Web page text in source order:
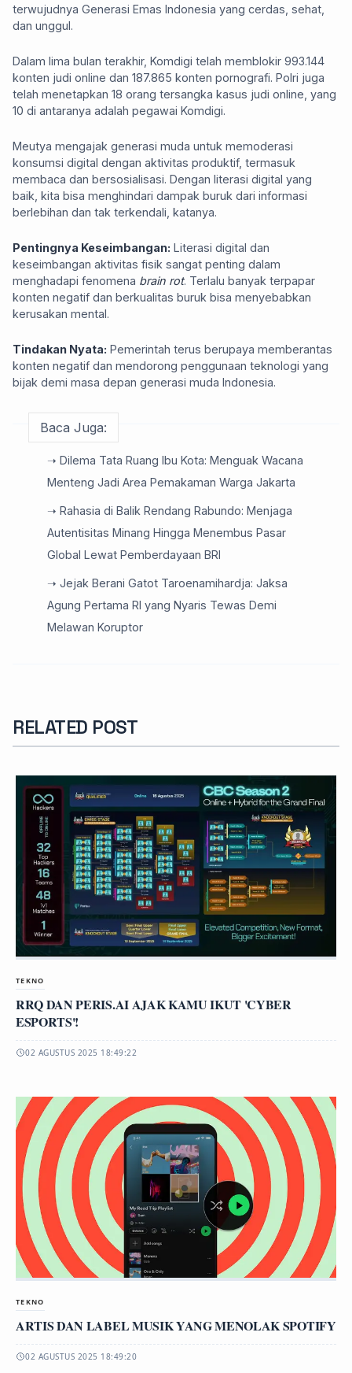
terwujudnya Generasi Emas Indonesia yang cerdas, sehat,
dan unggul.
Dalam lima bulan terakhir, Komdigi telah memblokir 993.144
konten judi online dan 187.865 konten pornografi. Polri juga
telah menetapkan 18 orang tersangka kasus judi online, yang
10 di antaranya adalah pegawai Komdigi.
Meutya mengajak generasi muda untuk memoderasi
konsumsi digital dengan aktivitas produktif, termasuk
membaca dan bersosialisasi. Dengan literasi digital yang
baik, kita bisa menghindari dampak buruk dari informasi
berlebihan dan tak terkendali, katanya.
Pentingnya Keseimbangan: Literasi digital dan
keseimbangan aktivitas fisik sangat penting dalam
menghadapi fenomena brain rot. Terlalu banyak terpapar
konten negatif dan berkualitas buruk bisa menyebabkan
kerusakan mental.
Tindakan Nyata: Pemerintah terus berupaya memberantas
konten negatif dan mendorong penggunaan teknologi yang
bijak demi masa depan generasi muda Indonesia.
Baca Juga:
➝ Dilema Tata Ruang Ibu Kota: Menguak Wacana
Menteng Jadi Area Pemakaman Warga Jakarta
➝ Rahasia di Balik Rendang Rabundo: Menjaga
Autentisitas Minang Hingga Menembus Pasar
Global Lewat Pemberdayaan BRI
➝ Jejak Berani Gatot Taroenamihardja: Jaksa
Agung Pertama RI yang Nyaris Tewas Demi
Melawan Koruptor
RELATED POST
TEKNO
RRQ DAN PERIS.AI AJAK KAMU IKUT 'CYBER
ESPORTS'!
02 AGUSTUS 2025 18:49:22
TEKNO
ARTIS DAN LABEL MUSIK YANG MENOLAK SPOTIFY
02 AGUSTUS 2025 18:49:20